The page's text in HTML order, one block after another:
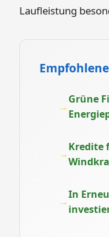
Laufleistung
Grüne
Kredite
In